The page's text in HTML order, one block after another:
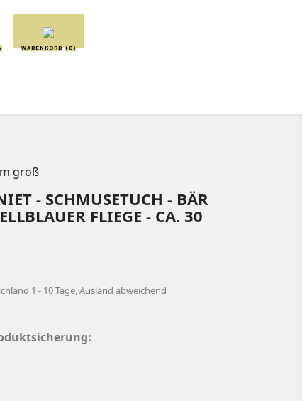
WARENKORB (0)
groß
- SCHMUSETUCH - BÄR
FLIEGE - CA. 30 C
1 - 10 Tage, Ausland abweichend